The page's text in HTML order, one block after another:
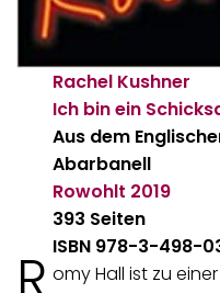
Rachel Kushner
Ich bin ein
Aus dem
Abarbanell
Rowohlt 2019
393 Seiten
ISBN 978-3-498-
omy Hall ist zu